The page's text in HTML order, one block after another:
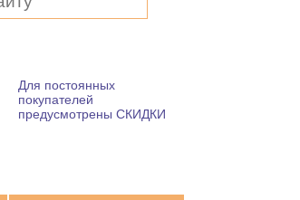
Для постоянных
покупателей
предусмотрены СКИДКИ